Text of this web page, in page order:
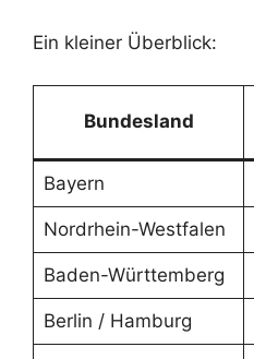
Ein kleiner Überblick:
Bundesland
Bayern
Nordrhein-Westfalen
Baden-Württemberg
Berlin / Hamburg